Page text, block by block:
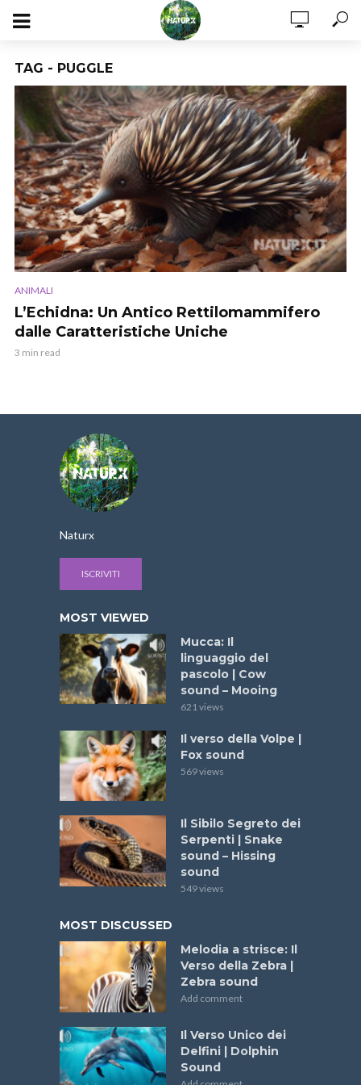
TAG - PUGGLE
ANIMALI
L’Echidna: Un Antico Rettilomammifero
dalle Caratteristiche Uniche
3 min read
Naturx
ISCRIVITI
MOST VIEWED
Mucca: Il
linguaggio del
pascolo | Cow
sound – Mooing
621 views
Il verso della Volpe |
Fox sound
569 views
Il Sibilo Segreto dei
Serpenti | Snake
sound – Hissing
sound
549 views
MOST DISCUSSED
Melodia a strisce: Il
Verso della Zebra |
Zebra sound
Add comment
Il Verso Unico dei
Delfini | Dolphin
Sound